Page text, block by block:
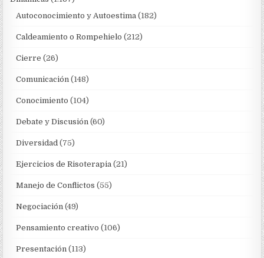
Autoconocimiento y Autoestima (182)
Caldeamiento o Rompehielo (212)
Cierre (26)
Comunicación (148)
Conocimiento (104)
Debate y Discusión (60)
Diversidad (75)
Ejercicios de Risoterapia (21)
Manejo de Conflictos (55)
Negociación (49)
Pensamiento creativo (106)
Presentación (113)